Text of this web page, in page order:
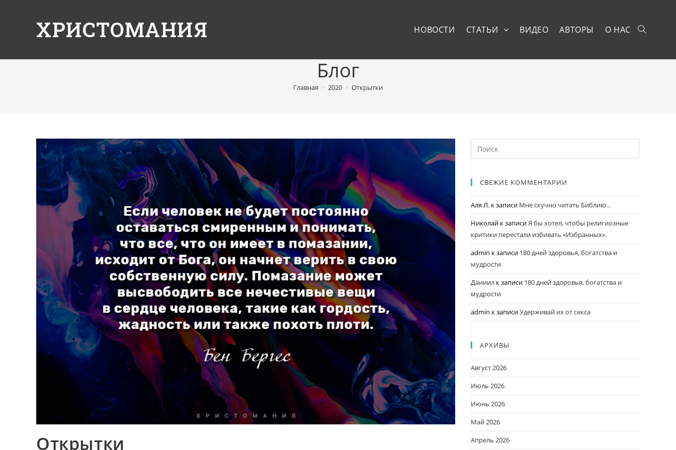
ХРИСТОМАНИЯ НОВОСТИ СТАТЬИ ВИДЕО АВТОРЫ О НАС
Блог
Главная > 2020 > Открытки
Открытки
СВЕЖИЕ КОММЕНТАРИИ
Аля Л. к записи Мне скучно читать Библию…
Николай к записиЯ бы хотел, чтобы религиозные
критики перестали избивать «Избранных».
admin к записи 180 дней здоровья, богатства и
мудрости
Даниил к записи 180 дней здоровья, богатства и
мудрости
admin к записиУдерживай их от секса
АРХИВЫ
Август 2026
Июль 2026
Июнь 2026
Май 2026
Апрель 2026